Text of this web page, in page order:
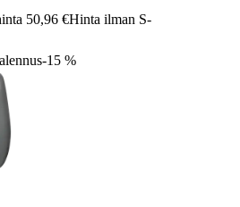
50,96 €Hinta ilman S-
-15 %